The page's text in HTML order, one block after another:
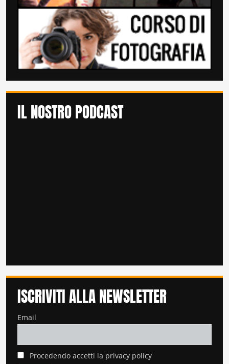
IL NOSTRO PODCAST
ISCRIVITI ALLA NEWSLETTER
Email
Procedendo accetti la privacy policy